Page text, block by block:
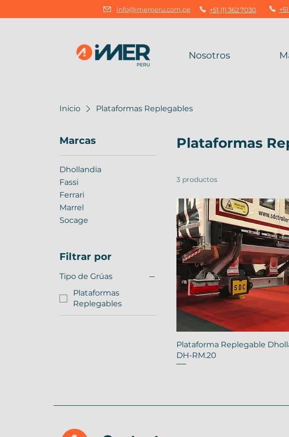
info@imerperu.com.pe +51 (1) 362 7030
Nosotros
Inicio Plataformas Replegables
Marcas
Dhollandia
Fassi
Ferrari
Marrel
Socage
Filtrar por
Tipo de Grúas
Plataformas
Replegables
Plataformas
3 productos
Plataforma Replegable
DH-RM.20